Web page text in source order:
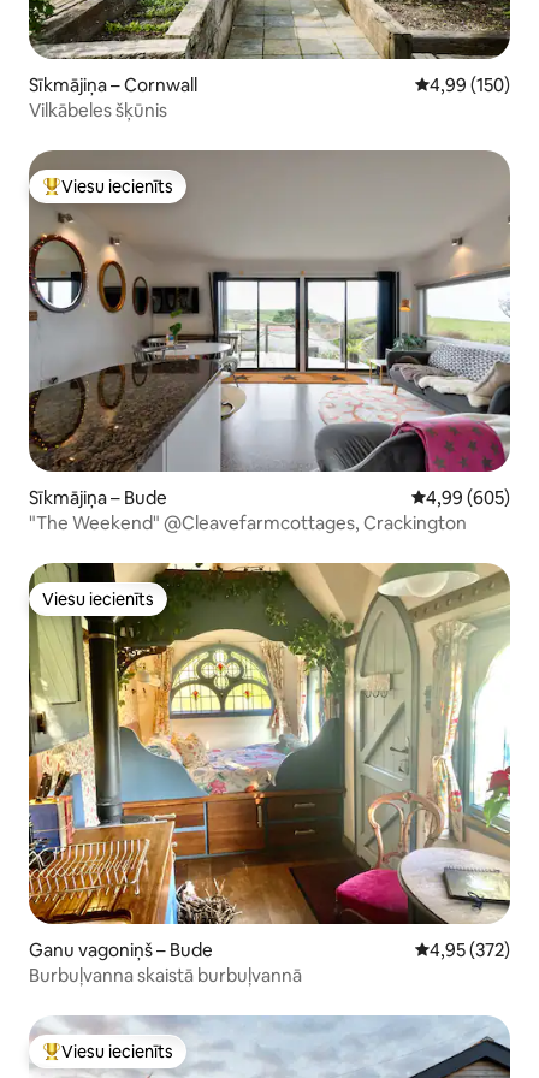
Sīkmājiņa – Cornwall Vidējais
4,99 (150)
Vilkābeles šķūnis
Populārs viesu iecienīts mājoklis
Viesu iecienīts
Sīkmājiņa – Bude Vidējais
4,99 (605)
"The Weekend" @Cleavefarmcottages, Crackington
Viesu iecienīts
Viesu iecienīts
Ganu vagoniņš – Bude Vidējais
4,95 (372)
Burbuļvanna skaistā burbuļvannā
Populārs viesu iecienīts mājoklis
Viesu iecienīts